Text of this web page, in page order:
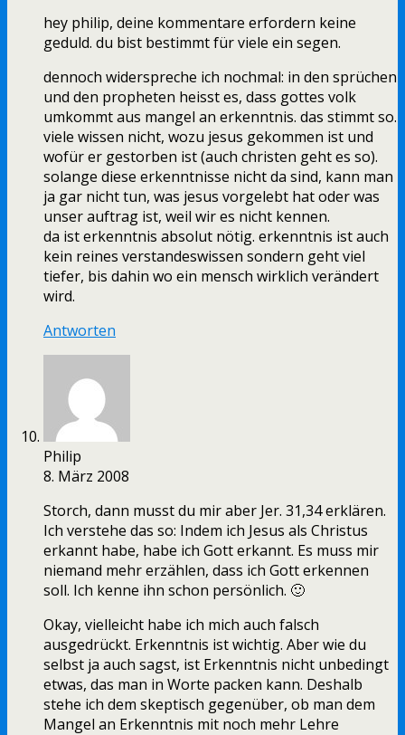
hey philip, deine kommentare erfordern keine
geduld. du bist bestimmt für viele ein segen.
dennoch widerspreche ich nochmal: in den sprüchen
und den propheten heisst es, dass gottes volk
umkommt aus mangel an erkenntnis. das stimmt so.
viele wissen nicht, wozu jesus gekommen ist und
wofür er gestorben ist (auch christen geht es so).
solange diese erkenntnisse nicht da sind, kann man
ja gar nicht tun, was jesus vorgelebt hat oder was
unser auftrag ist, weil wir es nicht kennen.
da ist erkenntnis absolut nötig. erkenntnis ist auch
kein reines verstandeswissen sondern geht viel
tiefer, bis dahin wo ein mensch wirklich verändert
wird.
Antworten
Philip
8. März 2008
Storch, dann musst du mir aber Jer. 31,34 erklären.
Ich verstehe das so: Indem ich Jesus als Christus
erkannt habe, habe ich Gott erkannt. Es muss mir
niemand mehr erzählen, dass ich Gott erkennen
soll. Ich kenne ihn schon persönlich. 🙂
Okay, vielleicht habe ich mich auch falsch
ausgedrückt. Erkenntnis ist wichtig. Aber wie du
selbst ja auch sagst, ist Erkenntnis nicht unbedingt
etwas, das man in Worte packen kann. Deshalb
stehe ich dem skeptisch gegenüber, ob man dem
Mangel an Erkenntnis mit noch mehr Lehre